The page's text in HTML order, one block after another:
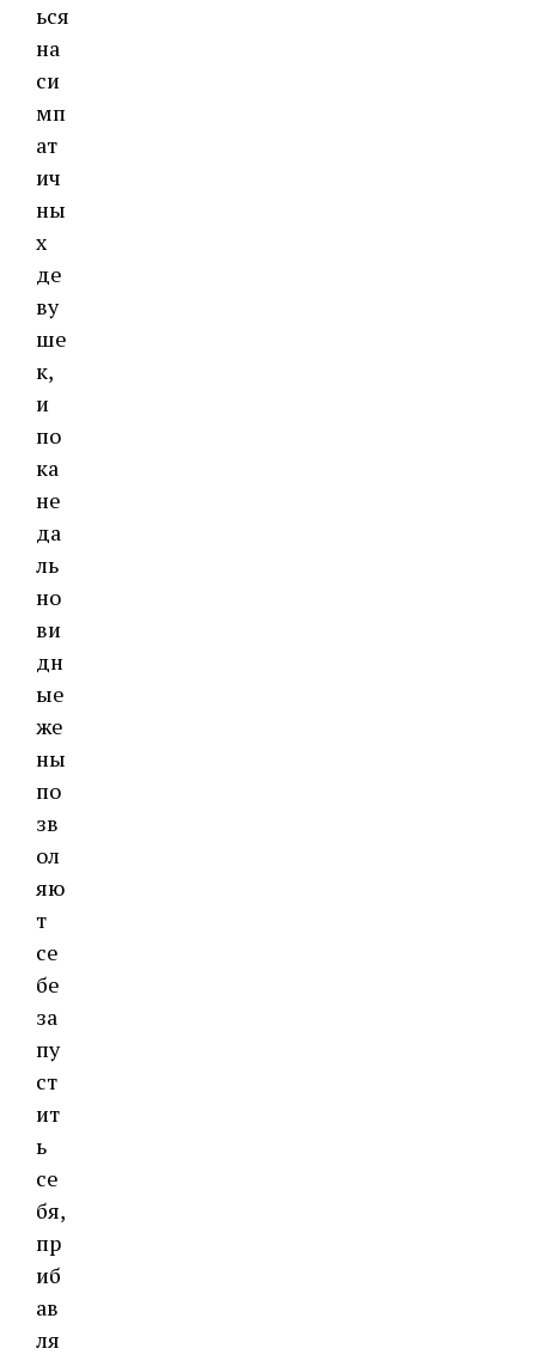
ься
на
си
мп
ат
ич
ны
х
де
ву
ше
к,
и
по
ка
не
да
ль
но
ви
дн
ые
же
ны
по
зв
ол
яю
т
се
бе
за
пу
ст
ит
ь
се
бя,
пр
иб
ав
ля